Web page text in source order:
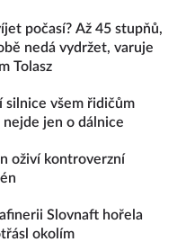
počasí? Až 45 stupňů,
nedá vydržet, varuje
Tolasz
silnice všem řidičům
jen o dálnice
oživí kontroverzní
Slovnaft hořela
okolím